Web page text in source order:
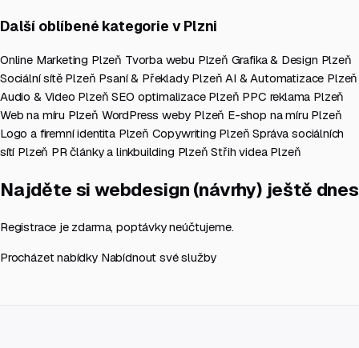
Další oblíbené kategorie v Plzni
Online Marketing Plzeň Tvorba webu Plzeň Grafika & Design Plzeň
Sociální sítě Plzeň Psaní & Překlady PlzeňAI & Automatizace Plzeň
Audio & Video PlzeňSEO optimalizace Plzeň PPC reklama Plzeň
Web na míru Plzeň WordPress weby Plzeň E-shop na míru Plzeň
Logo a firemní identita Plzeň Copywriting PlzeňSpráva sociálních
sítí Plzeň PR články a linkbuilding PlzeňStřih videa Plzeň
Najděte si webdesign (návrhy) ještě dnes
Registrace je zdarma, poptávky neúčtujeme.
Procházet nabídky Nabídnout své služby